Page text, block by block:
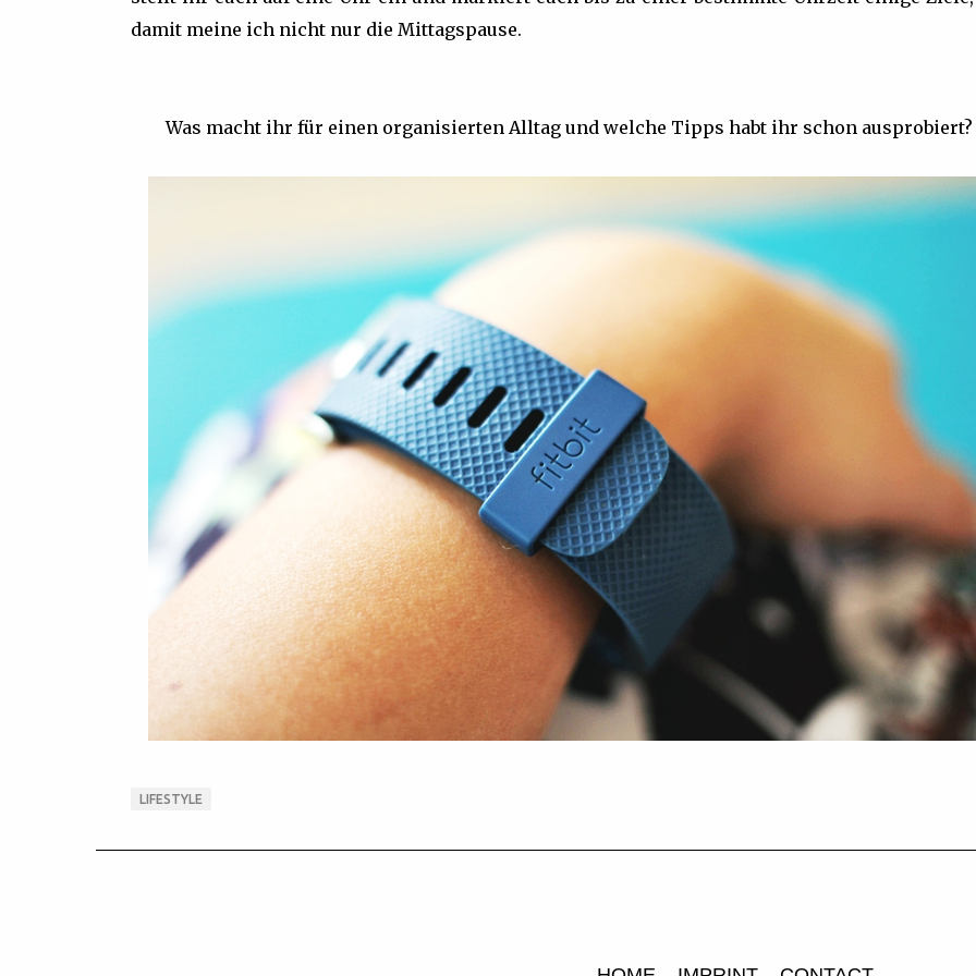
damit meine ich nicht nur die Mittagspause.
Was macht ihr für einen organisierten Alltag und welche Tipps habt ihr schon ausprobiert?
LIFESTYLE